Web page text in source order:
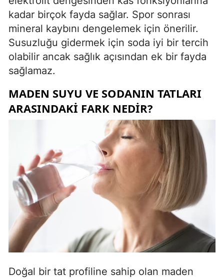
kadar birçok fayda sağlar. Spor sonrası
mineral kaybını dengelemek için önerilir.
Susuzluğu gidermek için soda iyi bir tercih
olabilir ancak sağlık açısından ek bir fayda
sağlamaz.
MADEN SUYU VE SODANIN TATLARI
ARASINDAKI FARK NEDIR?
Doğal bir tat profiline sahip olan maden